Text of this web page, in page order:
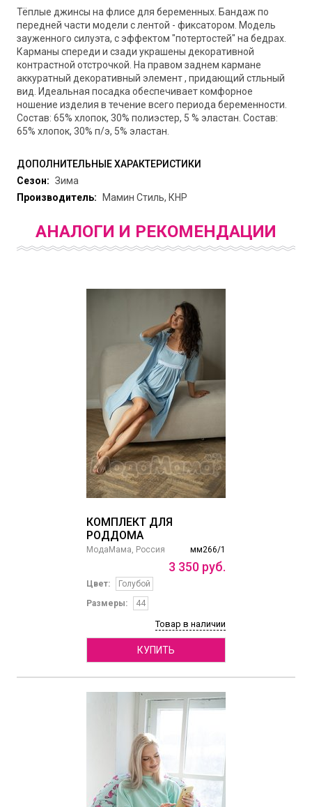
Тёплые джинсы на флисе для беременных. Бандаж по
передней части модели с лентой - фиксатором. Модель
зауженного силуэта, с эффектом "потертостей" на бедрах.
Карманы спереди и сзади украшены декоративной
контрастной отстрочкой. На правом заднем кармане
аккуратный декоративный элемент , придающий стльный
вид. Идеальная посадка обеспечивает комфорное
ношение изделия в течение всего периода беременности.
Состав: 65% хлопок, 30% полиэстер, 5 % эластан. Состав:
65% хлопок, 30% п/э, 5% эластан.
ДОПОЛНИТЕЛЬНЫЕ ХАРАКТЕРИСТИКИ
Сезон: Зима
Производитель:
Мамин Стиль, КНР
АНАЛОГИ И РЕКОМЕНДАЦИИ
КОМПЛЕКТ ДЛЯ
РОДДОМА
мм266/1
МодаМама, Россия
3 350 руб.
Цвет:
Голубой
Размеры:
44
Товар в наличии
КУПИТЬ